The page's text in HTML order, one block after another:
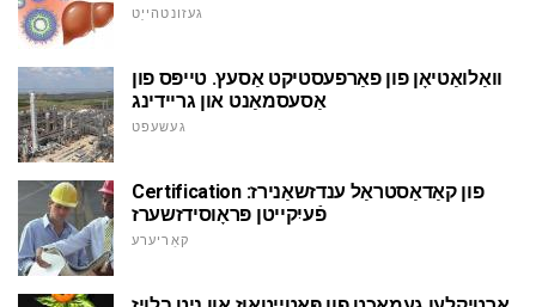
געזונטהייַט
וואַלואַטיאָן פון פאַרפעסטיקט אַסעץ. טייפּס פון
אַסעסמאַנט און גריידינג
געשעפט
Certification פון קאַדאַסטראַל ענדזשאַנירז:
פֿעיִקייטן פּראָוסידזשערז
קאַריערע